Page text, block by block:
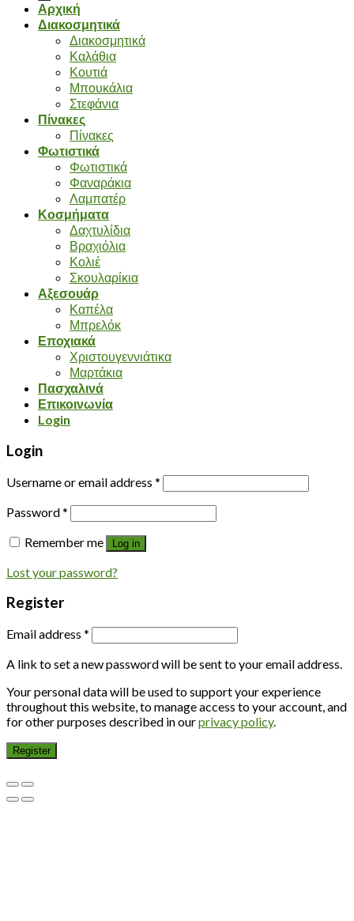
Αρχική
Διακοσμητικά
Διακοσμητικά
Καλάθια
Κουτιά
Μπουκάλια
Στεφάνια
Πίνακες
Πίνακες
Φωτιστικά
Φωτιστικά
Φαναράκια
Λαμπατέρ
Κοσμήματα
Δαχτυλίδια
Βραχιόλια
Κολιέ
Σκουλαρίκια
Αξεσουάρ
Καπέλα
Μπρελόκ
Εποχιακά
Χριστουγεννιάτικα
Μαρτάκια
Πασχαλινά
Επικοινωνία
Login
Login
Username or email address *
Password*
Remember me
Log in
Lost your password?
Register
Email address *
A link to set a new password will be sent to your email address.
Your personal data will be used to support your experience
throughout this website, to manage access to your account, and
for other purposes described in ourprivacy policy.
Register